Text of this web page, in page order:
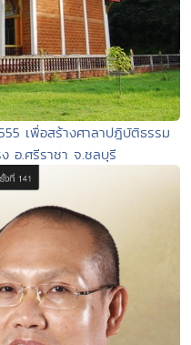
เพื่อสร้างศาลาปฎิบัติธรรม
อ.ศรีราชา จ.ชลบุรี